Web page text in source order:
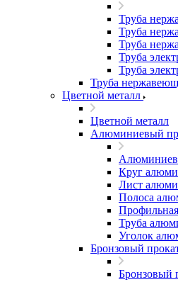
Труба
Труба
Труба
Труба
Труба
Труба
Цветной металл
Цветной металл
Алюминиевый
Круг
Лист
Полоса
Труба
Уголок
Бронзовый
Бронзовый